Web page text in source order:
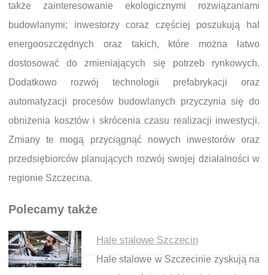
także zainteresowanie ekologicznymi rozwiązaniami
budowlanymi; inwestorzy coraz częściej poszukują hal
energooszczędnych oraz takich, które można łatwo
dostosować do zmieniających się potrzeb rynkowych.
Dodatkowo rozwój technologii prefabrykacji oraz
automatyzacji procesów budowlanych przyczynia się do
obniżenia kosztów i skrócenia czasu realizacji inwestycji.
Zmiany te mogą przyciągnąć nowych inwestorów oraz
przedsiębiorców planujących rozwój swojej działalności w
regionie Szczecina.
Polecamy także
Hale stalowe Szczecin
Hale stalowe w Szczecinie zyskują na